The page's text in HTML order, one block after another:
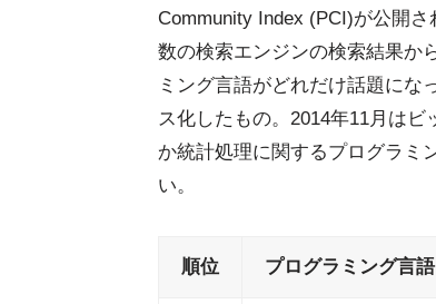
Community Index (PCI)が公開
数の検索エンジンの検索結果か
ミング言語がどれだけ話題にな
ス化したもの。2014年11月はビ
か統計処理に関するプログラミ
い。
順位 プログラミング言語